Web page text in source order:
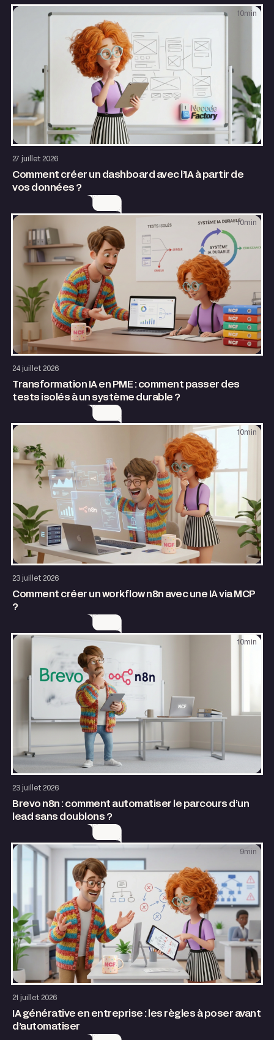
27 juillet 2026
Comment créer un dashboard avec l’IA à partir de
vos données ?
10 min
24 juillet 2026
Transformation IA en PME : comment passer des
tests isolés à un système durable ?
10 min
23 juillet 2026
Comment créer un workflow n8n avec une IA via MCP
?
10 min
23 juillet 2026
Brevo n8n : comment automatiser le parcours d’un
lead sans doublons ?
10 min
21 juillet 2026
IA générative en entreprise : les règles à poser avant
d’automatiser
9 min